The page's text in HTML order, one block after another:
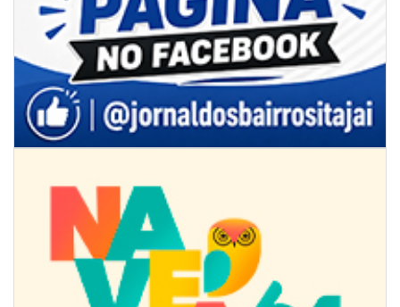
07/08/2026 | 07:00
Jordan Hang leva estratégias de marketing e vendas ao InspiraBQ, em
ITAPEMA